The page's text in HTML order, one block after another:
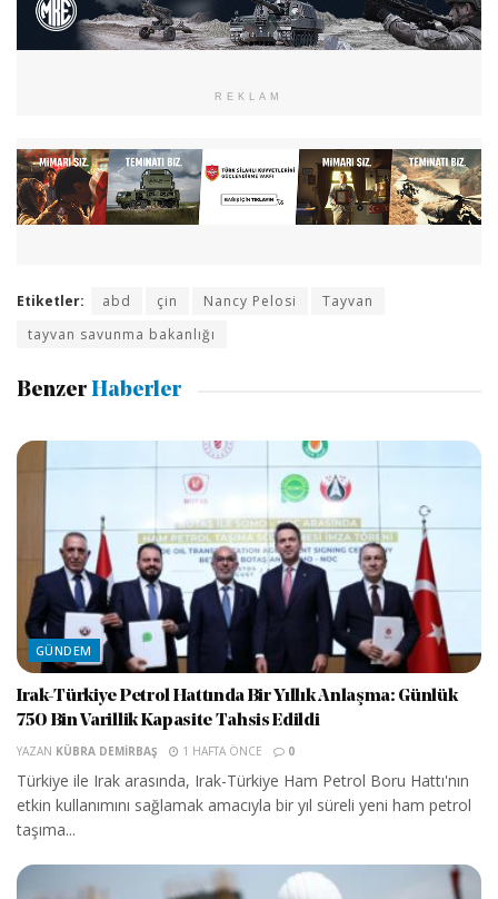
REKLAM
Etiketler: abd çin Nancy Pelosi
Tayvan
tayvan savunma bakanlığı
Benzer Haberler
GÜNDEM
Irak-Türkiye Petrol Hattında Bir Yıllık Anlaşma: Günlük
750 Bin Varillik Kapasite Tahsis Edildi
YAZAN KÜBRA DEMIRBAŞ 1 HAFTA ÖNCE 0
Türkiye ile Irak arasında, Irak-Türkiye Ham Petrol Boru Hattı'nın
etkin kullanımını sağlamak amacıyla bir yıl süreli yeni ham petrol
taşıma...